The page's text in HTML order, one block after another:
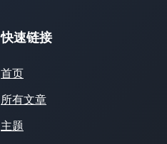
快速链接
首页
所有文章
主题